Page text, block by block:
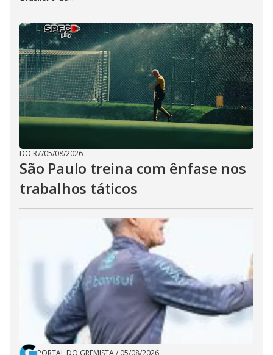
DO R7/05/08/2026
São Paulo treina com ênfase nos
trabalhos táticos
PORTAL DO GREMISTA/ 05/08/2026